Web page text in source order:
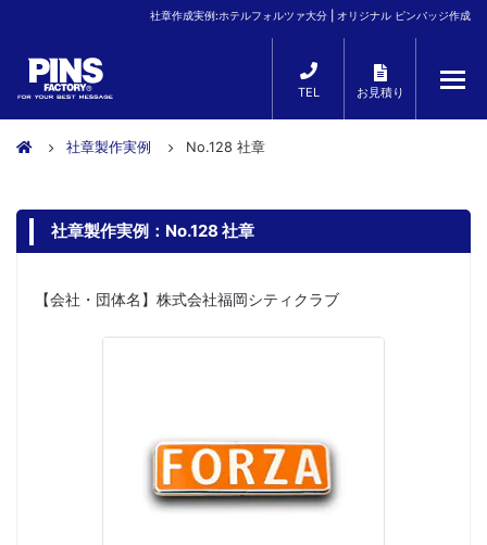
社章作成実例:ホテルフォルツァ大分 | オリジナル ピンバッジ作成
TEL お見積り
社章製作実例 No.128 社章
社章製作実例：No.128 社章
【会社・団体名】株式会社福岡シティクラブ